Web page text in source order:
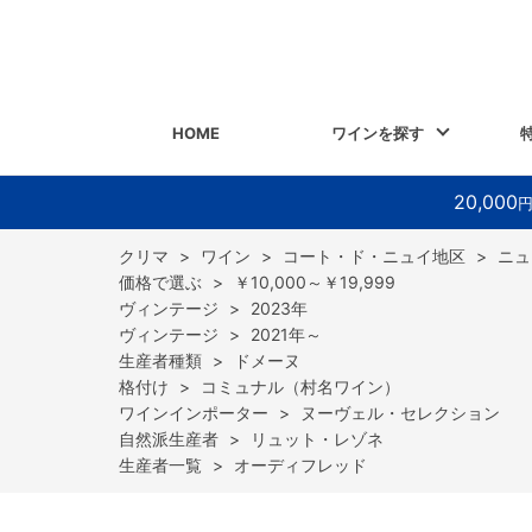
HOME ワインを探す
20,000
> ワイン > コート・ド・ニュイ地区 >
ニ
>
￥10,000～￥19,999
>
2023年
>
2021年～
>
ドメーヌ
>
コミュナル（村名ワイン）
>
ヌーヴェル・セレクション
>
リュット・レゾネ
>
オーディフレッド